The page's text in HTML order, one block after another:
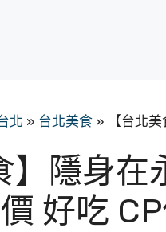
北 » 台北美食 » 【台北
】隱身
好吃